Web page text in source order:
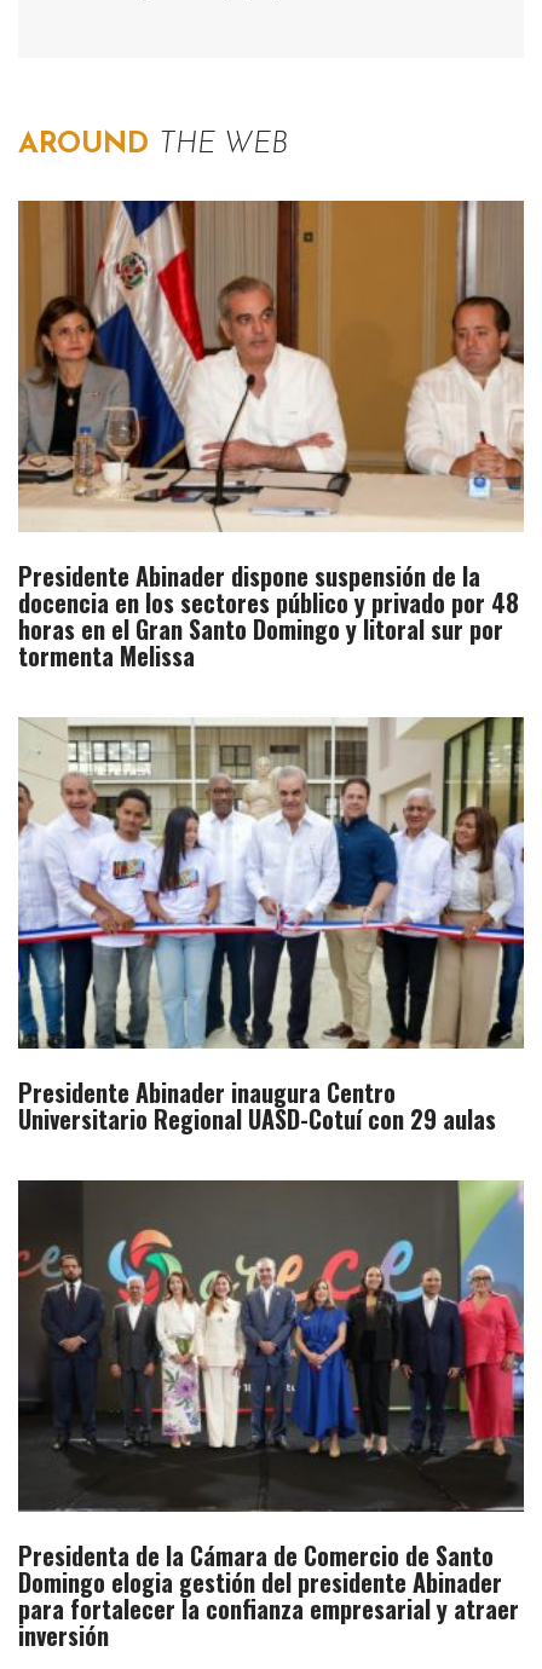
AROUND THE WEB
Presidente Abinader dispone suspensión de la
docencia en los sectores público y privado por 48
horas en el Gran Santo Domingo y litoral sur por
tormenta Melissa
Presidente Abinader inaugura Centro
Universitario Regional UASD-Cotuí con 29 aulas
Presidenta de la Cámara de Comercio de Santo
Domingo elogia gestión del presidente Abinader
para fortalecer la confianza empresarial y atraer
inversión